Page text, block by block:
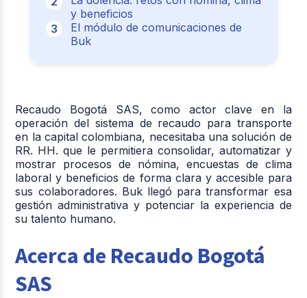
y beneficios
El módulo de comunicaciones de
Buk
Recaudo Bogotá SAS, como actor clave en la
operación del sistema de recaudo para transporte
en la capital colombiana, necesitaba una solución de
RR. HH. que le permitiera consolidar, automatizar y
mostrar procesos de nómina, encuestas de clima
laboral y beneficios de forma clara y accesible para
sus colaboradores. Buk llegó para transformar esa
gestión administrativa y potenciar la experiencia de
su talento humano.
Acerca de Recaudo Bogotá
SAS